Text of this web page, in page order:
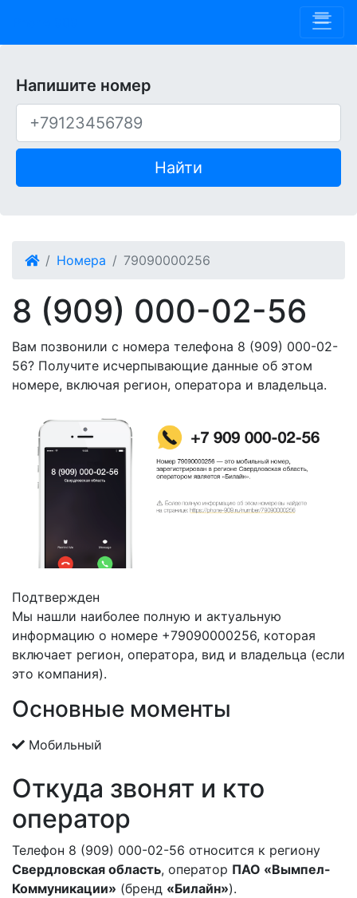
Напишите номер
Найти
Номера 79090000256
8 (909) 000-02-56
Вам позвонили с номера телефона 8 (909) 000-02-
56? Получите исчерпывающие данные об этом
номере, включая регион, оператора и владельца.
Подтвержден
Мы нашли наиболее полную и актуальную
информацию о номере +79090000256, которая
включает регион, оператора, вид и владельца (если
это компания).
Основные моменты
Мобильный
Откуда звонят и кто
оператор
Телефон 8 (909) 000-02-56 относится к региону
Свердловская область, оператор ПАО «Вымпел-
Коммуникации» (бренд «Билайн»).